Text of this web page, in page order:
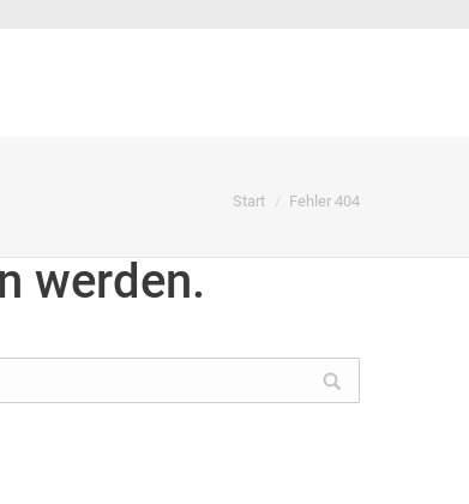
Start Fehler 404
werden.